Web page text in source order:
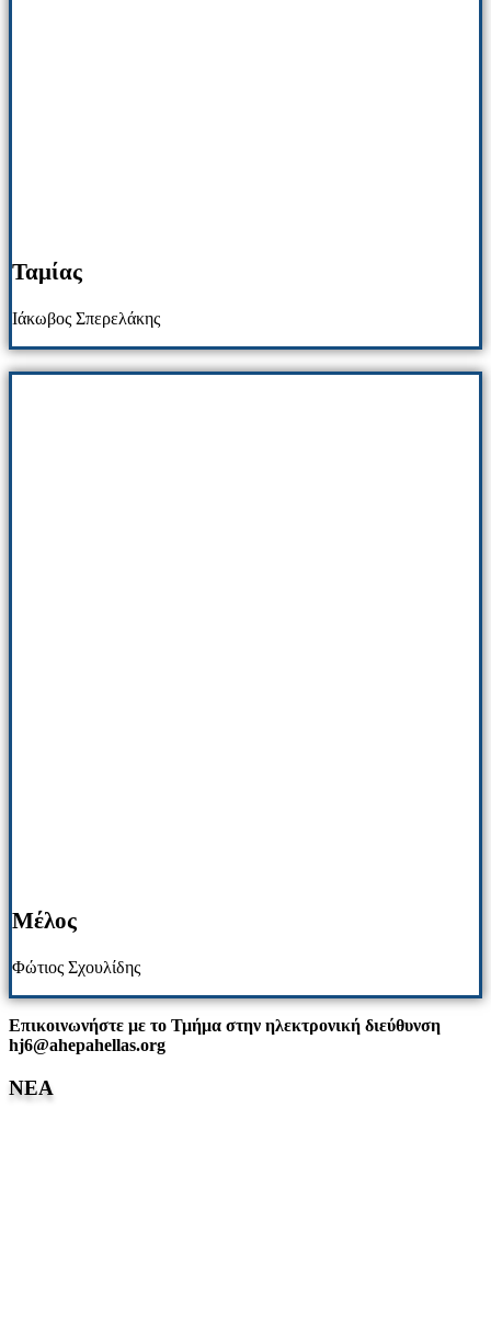
Ταμίας
Ιάκωβος Σπερελάκης
Μέλος
Φώτιος Σχουλίδης
Επικοινωνήστε με το Τμήμα στην ηλεκτρονική διεύθυνση
hj6@ahepahellas.org
NΕΑ